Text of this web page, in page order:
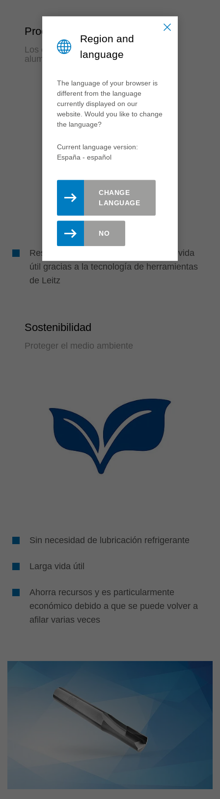
Productividad
Los especialistas en el tratamiento del
aluminio en seco
Resultados de corte perfectos y larga vida
útil gracias a la tecnología de herramientas
de Leitz
Sostenibilidad
Proteger el medio ambiente
Sin necesidad de lubricación refrigerante
Larga vida útil
Ahorra recursos y es particularmente
económico debido a que se puede volver a
afilar varias veces
Region and
language
The language of your browser is
different from the language
currently displayed on our
website. Would you like to change
the language?
Current language version:
España - español
CHANGE
LANGUAGE
NO